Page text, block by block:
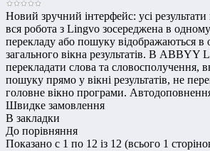
Новий зручний інтерфейс: усі
вся робота з Lingvo зосереджена в одному
перекладу або пошуку відображаються в
загального вікна результатів. В
перекладати слова та словосполучення,
пошуку прямо у вікні результатів, не
головне вікно програми.
Швидке замовлення
В закладки
До порівняння
Показано с 1 по 12 із 12 (всього 1